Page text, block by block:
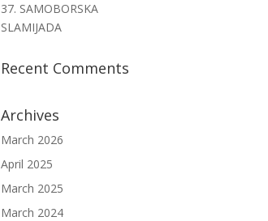
37. SAMOBORSKA
SLAMIJADA
Recent Comments
Archives
March 2026
April 2025
March 2025
March 2024